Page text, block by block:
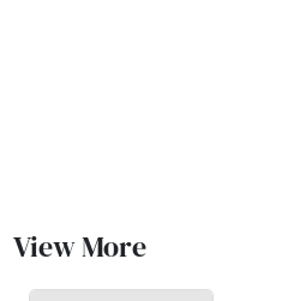
View More